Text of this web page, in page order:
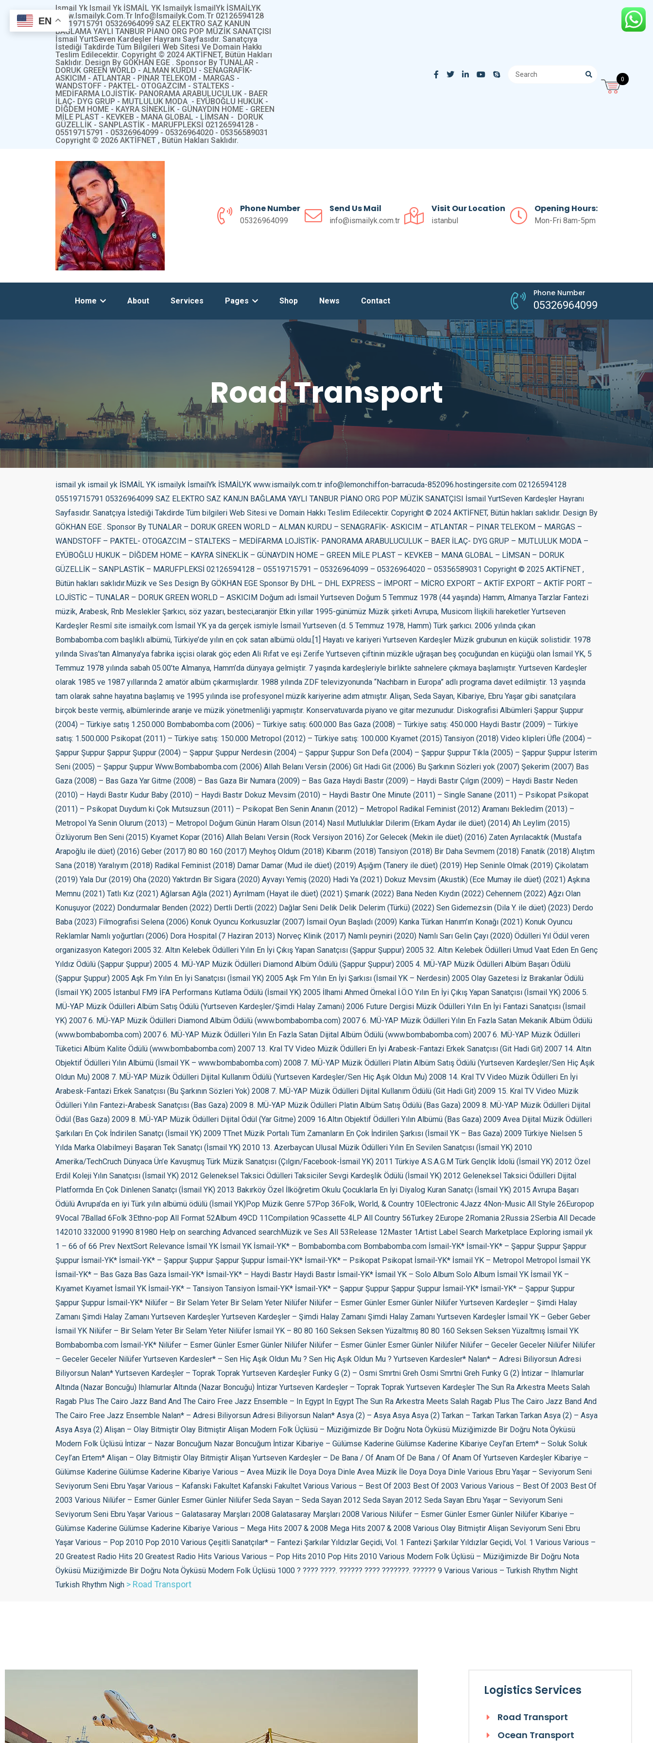
Ismail Yk Ismail Yk İSMAİL YK Ismailyk İsmailYk İSMAİLYK
Www.ismailyk.com.tr Info@ismailyk.com.tr 02126594128
05519715791 05326964099 SAZ ELEKTRO SAZ KANUN
BAĞLAMA YAYLI TANBUR PİANO ORG POP MÜZİK SANATÇISI
İsmail YurtSeven Kardeşler Hayranı Sayfasıdır. Sanatçıya
İstediği Takdirde Tüm Bilgileri Web Sitesi Ve Domain Hakkı
Teslim Edilecektir. Copyright © 2024 AKTİFNET, Bütün Hakları
Saklıdır. Design By GÖKHAN EGE . Sponsor By TUNALAR -
DORUK GREEN WORLD - ALMAN KURDU - SENAGRAFİK-
ASKICIM - ATLANTAR - PINAR TELEKOM - MARGAS -
WANDSTOFF - PAKTEL- OTOGAZCIM - STALTEKS -
MEDİFARMA LOJİSTİK- PANORAMA ARABULUCULUK - BAER
İLAÇ- DYG GRUP - MUTLULUK MODA - EYÜBOĞLU HUKUK -
DİĞDEM HOME - KAYRA SİNEKLİK - GÜNAYDIN HOME - GREEN
MİLE PLAST - KEVKEB - MANA GLOBAL - LİMSAN - DORUK
GÜZELLİK - SANPLASTİK - MARUFPLEKSİ 02126594128 -
05519715791 - 05326964099 - 05326964020 - 05356589031
Copyright © 2026 AKTİFNET , Bütün Hakları Saklıdır.
Phone Number
05326964099
Send Us Mail
info@ismailyk.com.tr
Visit Our Location
istanbul
Opening Hours:
Mon-Fri 8am-5pm
Home About Services Pages Shop News Contact
Phone Number
05326964099
Road Transport
ismail yk ismail yk İSMAİL YK ismailyk İsmailYk İSMAİLYK www.ismailyk.com.tr info@lemonchiffon-barracuda-852096.hostingersite.com 02126594128 05519715791 05326964099 SAZ ELEKTRO SAZ KANUN BAĞLAMA YAYLI TANBUR PİANO ORG POP MÜZİK SANATÇISI İsmail YurtSeven Kardeşler Hayranı Sayfasıdır. Sanatçıya İstediği Takdirde Tüm bilgileri Web Sitesi ve Domain Hakkı Teslim Edilecektir. Copyright © 2024 AKTİFNET, Bütün hakları saklıdır. Design By GÖKHAN EGE . Sponsor By TUNALAR – DORUK GREEN WORLD – ALMAN KURDU – SENAGRAFİK- ASKICIM – ATLANTAR – PINAR TELEKOM – MARGAS – WANDSTOFF – PAKTEL- OTOGAZCIM – STALTEKS – MEDİFARMA LOJİSTİK- PANORAMA ARABULUCULUK – BAER İLAÇ- DYG GRUP – MUTLULUK MODA – EYÜBOĞLU HUKUK – DİĞDEM HOME – KAYRA SİNEKLİK – GÜNAYDIN HOME – GREEN MİLE PLAST – KEVKEB – MANA GLOBAL – LİMSAN – DORUK GÜZELLİK – SANPLASTİK – MARUFPLEKSİ 02126594128 – 05519715791 – 05326964099 – 05326964020 – 05356589031 Copyright © 2025 AKTİFNET , Bütün hakları saklıdır.Müzik ve Ses Design By GÖKHAN EGE Sponsor By DHL – DHL EXPRESS – İMPORT – MİCRO EXPORT – AKTİF EXPORT – AKTİF PORT – LOJİSTİC – TUNALAR – DORUK GREEN WORLD – ASKICIM Doğum adı İsmail Yurtseven Doğum 5 Temmuz 1978 (44 yaşında) Hamm, Almanya Tarzlar Fantezi müzik, Arabesk, Rnb Meslekler Şarkıcı, söz yazarı, besteci,aranjör Etkin yıllar 1995-günümüz Müzik şirketi Avrupa, Musicom İlişkili hareketler Yurtseven Kardeşler Resmî site ismailyk.com İsmail YK ya da gerçek ismiyle İsmail Yurtseven (d. 5 Temmuz 1978, Hamm) Türk şarkıcı. 2006 yılında çıkan Bombabomba.com başlıklı albümü, Türkiye’de yılın en çok satan albümü oldu.[1] Hayatı ve kariyeri Yurtseven Kardeşler Müzik grubunun en küçük solistidir. 1978 yılında Sivas’tan Almanya’ya fabrika işçisi olarak göç eden Ali Rıfat ve eşi Zerife Yurtseven çiftinin müzikle uğraşan beş çocuğundan en küçüğü olan İsmail YK, 5 Temmuz 1978 yılında sabah 05.00’te Almanya, Hamm’da dünyaya gelmiştir. 7 yaşında kardeşleriyle birlikte sahnelere çıkmaya başlamıştır. Yurtseven Kardeşler olarak 1985 ve 1987 yıllarında 2 amatör albüm çıkarmışlardır. 1988 yılında ZDF televizyonunda “Nachbarn in Europa” adlı programa davet edilmiştir. 13 yaşında tam olarak sahne hayatına başlamış ve 1995 yılında ise profesyonel müzik kariyerine adım atmıştır. Alişan, Seda Sayan, Kibariye, Ebru Yaşar gibi sanatçılara birçok beste vermiş, albümlerinde aranje ve müzik yönetmenliği yapmıştır. Konservatuvarda piyano ve gitar mezunudur. Diskografisi Albümleri Şappur Şuppur (2004) – Türkiye satış 1.250.000 Bombabomba.com (2006) – Türkiye satış: 600.000 Bas Gaza (2008) – Türkiye satış: 450.000 Haydi Bastır (2009) – Türkiye satış: 1.500.000 Psikopat (2011) – Türkiye satış: 150.000 Metropol (2012) – Türkiye satış: 100.000 Kıyamet (2015) Tansiyon (2018) Video klipleri Üfle (2004) – Şappur Şuppur Şappur Şuppur (2004) – Şappur Şuppur Nerdesin (2004) – Şappur Şuppur Son Defa (2004) – Şappur Şuppur Tıkla (2005) – Şappur Şuppur İsterim Seni (2005) – Şappur Şuppur Www.Bombabomba.com (2006) Allah Belanı Versin (2006) Git Hadi Git (2006) Bu Şarkının Sözleri yok (2007) Şekerim (2007) Bas Gaza (2008) – Bas Gaza Yar Gitme (2008) – Bas Gaza Bir Numara (2009) – Bas Gaza Haydi Bastır (2009) – Haydi Bastır Çılgın (2009) – Haydi Bastır Neden (2010) – Haydi Bastır Kudur Baby (2010) – Haydi Bastır Dokuz Mevsim (2010) – Haydi Bastır One Minute (2011) – Single Sanane (2011) – Psikopat Psikopat (2011) – Psikopat Duydum ki Çok Mutsuzsun (2011) – Psikopat Ben Senin Ananın (2012) – Metropol Radikal Feminist (2012) Aramanı Bekledim (2013) – Metropol Ya Senin Olurum (2013) – Metropol Doğum Günün Haram Olsun (2014) Nasıl Mutluluklar Dilerim (Erkam Aydar ile düet) (2014) Ah Leylim (2015) Özlüyorum Ben Seni (2015) Kıyamet Kopar (2016) Allah Belanı Versin (Rock Versiyon 2016) Zor Gelecek (Mekin ile düet) (2016) Zaten Ayrılacaktık (Mustafa Arapoğlu ile düet) (2016) Geber (2017) 80 80 160 (2017) Meyhoş Oldum (2018) Kibarım (2018) Tansiyon (2018) Bir Daha Sevmem (2018) Fanatik (2018) Alıştım Sana (2018) Yaralıyım (2018) Radikal Feminist (2018) Damar Damar (Mud ile düet) (2019) Aşığım (Tanery ile düet) (2019) Hep Seninle Olmak (2019) Çikolatam (2019) Yala Dur (2019) Oha (2020) Yaktırdın Bir Sigara (2020) Ayvayı Yemiş (2020) Hadi Ya (2021) Dokuz Mevsim (Akustik) (Ece Mumay ile düet) (2021) Aşkına Memnu (2021) Tatlı Kız (2021) Ağlarsan Ağla (2021) Ayrılmam (Hayat ile düet) (2021) Şımarık (2022) Bana Neden Kıydın (2022) Cehennem (2022) Ağzı Olan Konuşuyor (2022) Dondurmalar Benden (2022) Dertli Dertli (2022) Dağlar Seni Delik Delik Delerim (Türkü) (2022) Sen Gidemezsin (Dila Y. ile düet) (2023) Derdo Baba (2023) Filmografisi Selena (2006) Konuk Oyuncu Korkusuzlar (2007) İsmail Oyun Başladı (2009) Kanka Türkan Hanım’ın Konağı (2021) Konuk Oyuncu Reklamlar Namlı yoğurtları (2006) Dora Hospital (7 Haziran 2013) Norveç Klinik (2017) Namlı peyniri (2020) Namlı Sarı Gelin Çayı (2020) Ödülleri Yıl Ödül veren organizasyon Kategori 2005 32. Altın Kelebek Ödülleri Yılın En İyi Çıkış Yapan Sanatçısı (Şappur Şuppur) 2005 32. Altın Kelebek Ödülleri Umud Vaat Eden En Genç Yıldız Ödülü (Şappur Şuppur) 2005 4. MÜ-YAP Müzik Ödülleri Diamond Albüm Ödülü (Şappur Şuppur) 2005 4. MÜ-YAP Müzik Ödülleri Albüm Başarı Ödülü (Şappur Şuppur) 2005 Aşk Fm Yılın En İyi Sanatçısı (İsmail YK) 2005 Aşk Fm Yılın En İyi Şarkısı (İsmail YK – Nerdesin) 2005 Olay Gazetesi İz Bırakanlar Ödülü (İsmail YK) 2005 İstanbul FM9 İFA Performans Kutlama Ödülü (İsmail YK) 2005 İlhami Ahmed Örnekal İ.Ö.O Yılın En İyi Çıkış Yapan Sanatçısı (İsmail YK) 2006 5. MÜ-YAP Müzik Ödülleri Albüm Satış Ödülü (Yurtseven Kardeşler/Şimdi Halay Zamanı) 2006 Future Dergisi Müzik Ödülleri Yılın En İyi Fantazi Sanatçısı (İsmail YK) 2007 6. MÜ-YAP Müzik Ödülleri Diamond Albüm Ödülü (www.bombabomba.com) 2007 6. MÜ-YAP Müzik Ödülleri Yılın En Fazla Satan Mekanik Albüm Ödülü (www.bombabomba.com) 2007 6. MÜ-YAP Müzik Ödülleri Yılın En Fazla Satan Dijital Albüm Ödülü (www.bombabomba.com) 2007 6. MÜ-YAP Müzik Ödülleri Tüketici Albüm Kalite Ödülü (www.bombabomba.com) 2007 13. Kral TV Video Müzik Ödülleri En İyi Arabesk-Fantazi Erkek Sanatçısı (Git Hadi Git) 2007 14. Altın Objektif Ödülleri Yılın Albümü (İsmail YK – www.bombabomba.com) 2008 7. MÜ-YAP Müzik Ödülleri Platin Albüm Satış Ödülü (Yurtseven Kardeşler/Sen Hiç Aşık Oldun Mu) 2008 7. MÜ-YAP Müzik Ödülleri Dijital Kullanım Ödülü (Yurtseven Kardeşler/Sen Hiç Aşık Oldun Mu) 2008 14. Kral TV Video Müzik Ödülleri En İyi Arabesk-Fantazi Erkek Sanatçısı (Bu Şarkının Sözleri Yok) 2008 7. MÜ-YAP Müzik Ödülleri Dijital Kullanım Ödülü (Git Hadi Git) 2009 15. Kral TV Video Müzik Ödülleri Yılın Fantezi-Arabesk Sanatçısı (Bas Gaza) 2009 8. MÜ-YAP Müzik Ödülleri Platin Albüm Satış Ödülü (Bas Gaza) 2009 8. MÜ-YAP Müzik Ödülleri Dijital Ödül (Bas Gaza) 2009 8. MÜ-YAP Müzik Ödülleri Dijital Ödül (Yar Gitme) 2009 16.Altın Objektif Ödülleri Yılın Albümü (Bas Gaza) 2009 Avea Dijital Müzik Ödülleri Şarkıları En Çok İndirilen Sanatçı (İsmail YK) 2009 TTnet Müzik Portalı Tüm Zamanların En Çok İndirilen Şarkısı (İsmail YK – Bas Gaza) 2009 Türkiye Nielsen 5 Yılda Marka Olabilmeyi Başaran Tek Sanatçı (İsmail YK) 2010 13. Azerbaycan Ulusal Müzik Ödülleri Yılın En Sevilen Sanatçısı (İsmail YK) 2010 Amerika/TechCruch Dünyaca Ün’e Kavuşmuş Türk Müzik Sanatçısı (Çılgın/Facebook-İsmail YK) 2011 Türkiye A.S.A.G.M Türk Gençlik İdolü (İsmail YK) 2012 Özel Erdil Koleji Yılın Sanatçısı (İsmail YK) 2012 Geleneksel Taksici Ödülleri Taksiciler Sevgi Kardeşlik Ödülü (İsmail YK) 2012 Geleneksel Taksici Ödülleri Dijital Platformda En Çok Dinlenen Sanatçı (İsmail YK) 2013 Bakırköy Özel İlköğretim Okulu Çocuklarla En İyi Diyalog Kuran Sanatçı (İsmail YK) 2015 Avrupa Başarı Ödülü Avrupa’da en iyi Türk yılın albümü ödülü (İsmail YK)Pop Müzik Genre 57Pop 36Folk, World, & Country 10Electronic 4Jazz 4Non-Music All Style 26Europop 9Vocal 7Ballad 6Folk 3Ethno-pop All Format 52Album 49CD 11Compilation 9Cassette 4LP All Country 56Turkey 2Europe 2Romania 2Russia 2Serbia All Decade 142010 332000 91990 81980 Help on searching Advanced searchMüzik ve Ses All 53Release 12Master 1Artist Label Search Marketplace Exploring ismail yk 1 – 66 of 66 Prev NextSort Relevance İsmail YK İsmail YK İsmail-YK* – Bombabomba.com Bombabomba.com İsmail-YK* İsmail-YK* – Şappur Şuppur Şappur Şuppur İsmail-YK* İsmail-YK* – Şappur Şuppur Şappur Şuppur İsmail-YK* İsmail-YK* – Psikopat Psikopat İsmail-YK* İsmail YK – Metropol Metropol İsmail YK İsmail-YK* – Bas Gaza Bas Gaza İsmail-YK* İsmail-YK* – Haydi Bastır Haydi Bastır İsmail-YK* İsmail YK – Solo Album Solo Album İsmail YK İsmail YK – Kıyamet Kıyamet İsmail YK İsmail-YK* – Tansiyon Tansiyon İsmail-YK* İsmail-YK* – Şappur Şuppur Şappur Şuppur İsmail-YK* İsmail-YK* – Şappur Şuppur Şappur Şuppur İsmail-YK* Nilüfer – Bir Selam Yeter Bir Selam Yeter Nilüfer Nilüfer – Esmer Günler Esmer Günler Nilüfer Yurtseven Kardeşler – Şimdi Halay Zamanı Şimdi Halay Zamanı Yurtseven Kardeşler Yurtseven Kardeşler – Şimdi Halay Zamanı Şimdi Halay Zamanı Yurtseven Kardeşler İsmail YK – Geber Geber İsmail YK Nilüfer – Bir Selam Yeter Bir Selam Yeter Nilüfer İsmail YK – 80 80 160 Seksen Seksen Yüzaltmış 80 80 160 Seksen Seksen Yüzaltmış İsmail YK Bombabomba.com İsmail-YK* Nilüfer – Esmer Günler Esmer Günler Nilüfer Nilüfer – Esmer Günler Esmer Günler Nilüfer Nilüfer – Geceler Geceler Nilüfer Nilüfer – Geceler Geceler Nilüfer Yurtseven Kardesler* – Sen Hiç Aşık Oldun Mu ? Sen Hiç Aşık Oldun Mu ? Yurtseven Kardesler* Nalan* – Adresi Biliyorsun Adresi Biliyorsun Nalan* Yurtseven Kardeşler – Toprak Toprak Yurtseven Kardeşler Funky G (2) – Osmi Smrtni Greh Osmi Smrtni Greh Funky G (2) İntizar – Ihlamurlar Altında (Nazar Boncuğu) Ihlamurlar Altında (Nazar Boncuğu) İntizar Yurtseven Kardeşler – Toprak Toprak Yurtseven Kardeşler The Sun Ra Arkestra Meets Salah Ragab Plus The Cairo Jazz Band And The Cairo Free Jazz Ensemble – In Egypt In Egypt The Sun Ra Arkestra Meets Salah Ragab Plus The Cairo Jazz Band And The Cairo Free Jazz Ensemble Nalan* – Adresi Biliyorsun Adre
> Road Transport
Logistics Services
Road Transport
Ocean Transport
EN
0